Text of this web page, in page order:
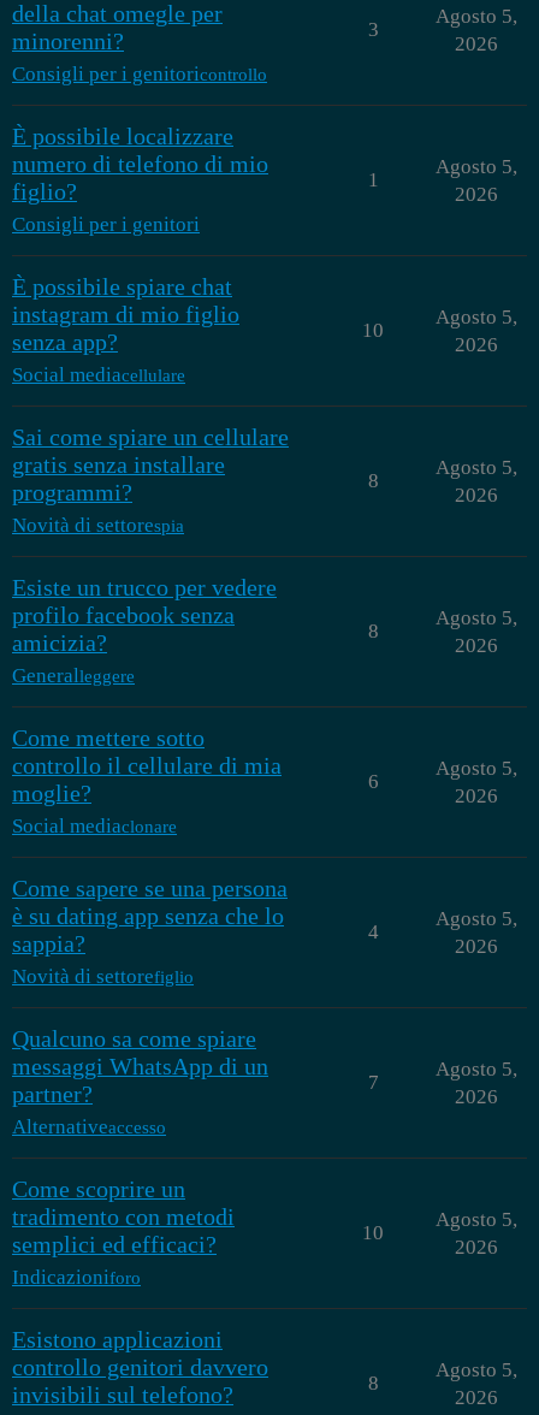
della chat omegle per
minorenni?
Consigli per i genitoricontrollo
3
Agosto 5,
2026
È possibile localizzare
numero di telefono di mio
figlio?
Consigli per i genitori
1
Agosto 5,
2026
È possibile spiare chat
instagram di mio figlio
senza app?
Social mediacellulare
10
Agosto 5,
2026
Sai come spiare un cellulare
gratis senza installare
programmi?
Novità di settorespia
8
Agosto 5,
2026
Esiste un trucco per vedere
profilo facebook senza
amicizia?
Generalleggere
8
Agosto 5,
2026
Come mettere sotto
controllo il cellulare di mia
moglie?
Social mediaclonare
6
Agosto 5,
2026
Come sapere se una persona
è su dating app senza che lo
sappia?
Novità di settorefiglio
4
Agosto 5,
2026
Qualcuno sa come spiare
messaggi WhatsApp di un
partner?
Alternativeaccesso
7
Agosto 5,
2026
Come scoprire un
tradimento con metodi
semplici ed efficaci?
Indicazioniforo
10
Agosto 5,
2026
Esistono applicazioni
controllo genitori davvero
invisibili sul telefono?
8
Agosto 5,
2026